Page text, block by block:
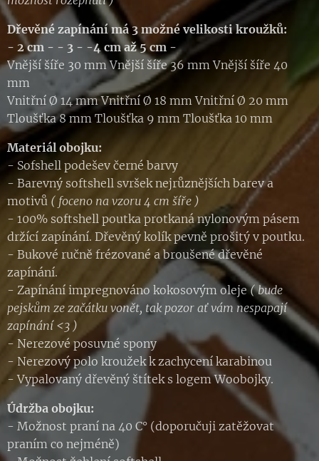
Dřevěné zapínání má 3 možné velikosti kroužků:
- 2 cm - - 3 - -4 cm až5 cm -
Vnější šíře 30 mm Vnější šíře 36 mm Vnější šíře 40
mm
Vnitřní Ø 14 mm Vnitřní Ø 18 mm Vnitřní Ø 20 mm
Tloušťka 8 mm Tloušťka 9 mm Tloušťka 10 mm
Materiál obojku:
- Sofshell podešev černé barvy
- Barevný softshell svršek nejrůznějších barev a
motivů ( foceno na vzoru 4 cm šíře )
- 100% softshell poutka protkaná nylonovým pásem
držící zapínání. Dřevěný kolík pevně prošitý v poutku.
- Bukové ručně frézované a broušené dřevěné
zapínání.
- Zapínání impregnováno kokosovým oleje( bude
pejskům ze začátku vonět, tak pozor ať vám nespapají
zapínání <3 )
- Nerezové posuvné spony
- Nerezový polo kroužek k zachycení karabinou
- Vypalovaný dřevěný štítek s logem Woobojky.
Údržba obojku:
- Možnost praní na 40 C° (doporučuji zatěžovat
praním co nejméně)